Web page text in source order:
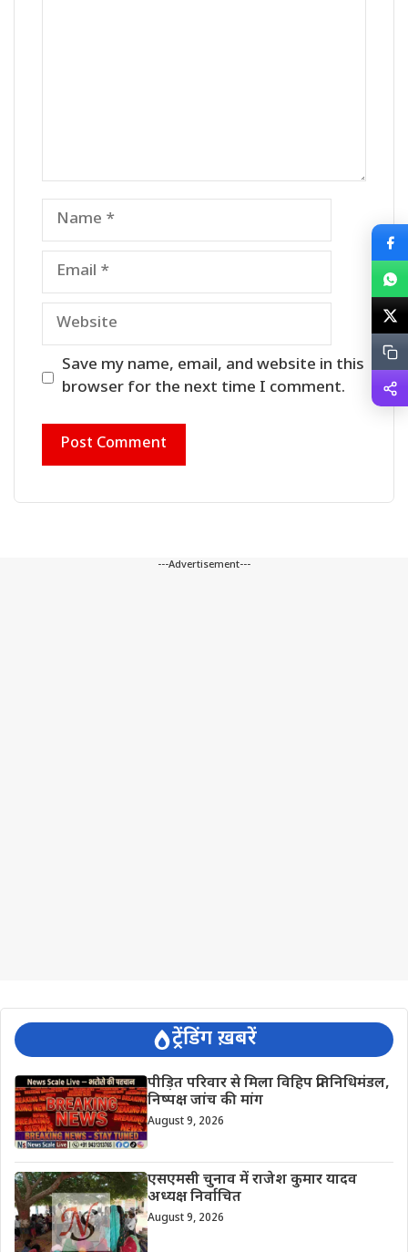
Name
Email
Website
Save my name, email, and website in this
browser for the next time I comment.
---Advertisement---
ट्रेंडिंग ख़बरें
पीड़ित परिवार से मिला विहिप प्रतिनिधिमंडल,
निष्पक्ष जांच की मांग
August 9, 2026
एसएमसी चुनाव में राजेश कुमार यादव
अध्यक्ष निर्वाचित
August 9, 2026